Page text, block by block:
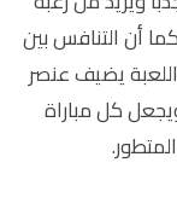
أن التنافس بين
يضيف عنصر
كل مباراة